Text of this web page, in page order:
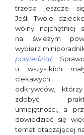
trzeba jeszcze
Jeśli Twoje
wolny najchętniej
na świeżym
wybierz
powiedział .
u wszystkich
ciekawych
odkrywców,
zdobyć
umiejętności, a
dowiedzieć się
temat otaczającej